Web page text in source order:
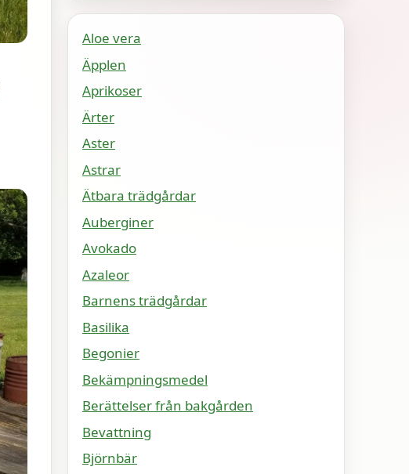
Aloe vera
Äpplen
Aprikoser
Ärter
Aster
Astrar
Ätbara trädgårdar
Auberginer
Avokado
Azaleor
Barnens trädgårdar
Basilika
Begonier
Bekämpningsmedel
Berättelser från bakgården
Bevattning
Björnbär